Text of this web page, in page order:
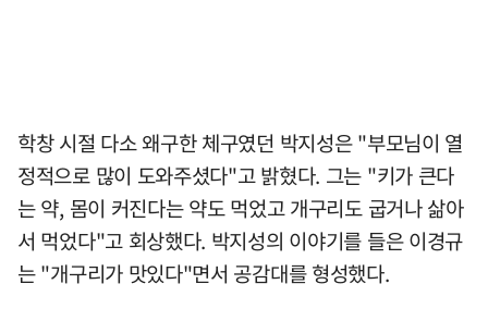
학창 시절 다소 왜구한 체구였던 박지성은 "부모님이 열
정적으로 많이 도와주셨다"고 밝혔다. 그는 "키가 큰다
는 약, 몸이 커진다는 약도 먹었고 개구리도 굽거나 삶아
서 먹었다"고 회상했다. 박지성의 이야기를 들은 이경규
는 "개구리가 맛있다"면서 공감대를 형성했다.